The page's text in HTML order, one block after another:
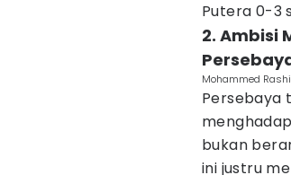
Putera 0-3
2. Ambisi
Mohammed
Persebaya
bukan
ini justru